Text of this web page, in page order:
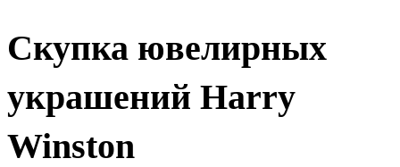
Скупка ювелирных
украшений Harry
Winston